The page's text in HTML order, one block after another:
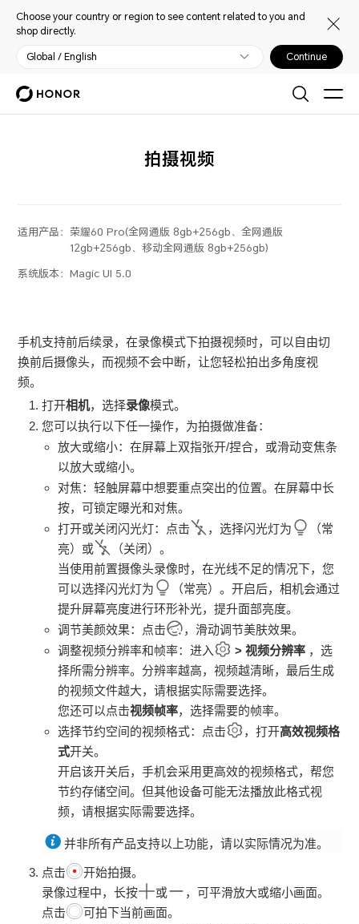
Choose your country or region to see content related to you and
shop directly.
Global / English Continue
拍摄视频
适用产品： 荣耀60 Pro(全网通版 8gb+256gb、全网通版
12gb+256gb、移动全网通版 8gb+256gb)
系统版本：Magic UI 5.0
手机支持前后续录，在录像模式下拍摄视频时，可以自由切
换前后摄像头，而视频不会中断，让您轻松拍出多角度视
频。
打开相机，选择录像模式。
您可以执行以下任一操作，为拍摄做准备：
放大或缩小：在屏幕上双指张开/捏合，或滑动变焦条
以放大或缩小。
对焦：轻触屏幕中想要重点突出的位置。在屏幕中长
按，可锁定曝光和对焦。
打开或关闭闪光灯：点击
，选择闪光灯为
（常
亮）或
（关闭）。
当使用前置摄像头录像时，在光线不足的情况下，您
可以选择闪光灯为
（常亮）。开启后，相机会通过
提升屏幕亮度进行环形补光，提升面部亮度。
调节美颜效果：点击
，滑动调节美肤效果。
调整视频分辨率和帧率：进入
>视频分辨率 ，选
择所需分辨率。分辨率越高，视频越清晰，最后生成
的视频文件越大，请根据实际需要选择。
您还可以点击视频帧率，选择需要的帧率。
选择节约空间的视频格式：点击
，打开高效视频格
式开关。
开启该开关后，手机会采用更高效的视频格式，帮您
节约存储空间。但其他设备可能无法播放此格式视
频，请根据实际需要选择。
并非所有产品支持以上功能，请以实际情况为准。
点击
开始拍摄。
录像过程中，长按
或
，可平滑放大或缩小画面。
点击
可拍下当前画面。